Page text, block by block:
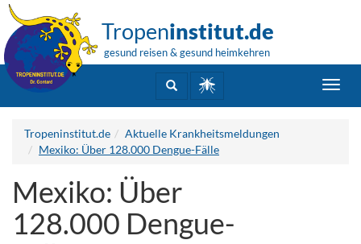
Tropeninstitut.de
gesund reisen & gesund heimkehren
Tropeninstitut.de
Aktuelle Krankheitsmeldungen
Mexiko: Über 128.000 Dengue-Fälle
Mexiko: Über
128.000 Dengue-